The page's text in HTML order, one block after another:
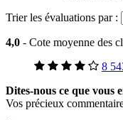
Trier les évaluations par :
4,0 - Cote moyenne des
8
Dites-nous ce que vous
Vos précieux